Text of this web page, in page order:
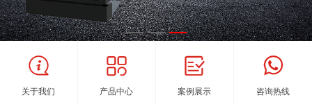
关于我们 产品中心 案例展示 咨询热线